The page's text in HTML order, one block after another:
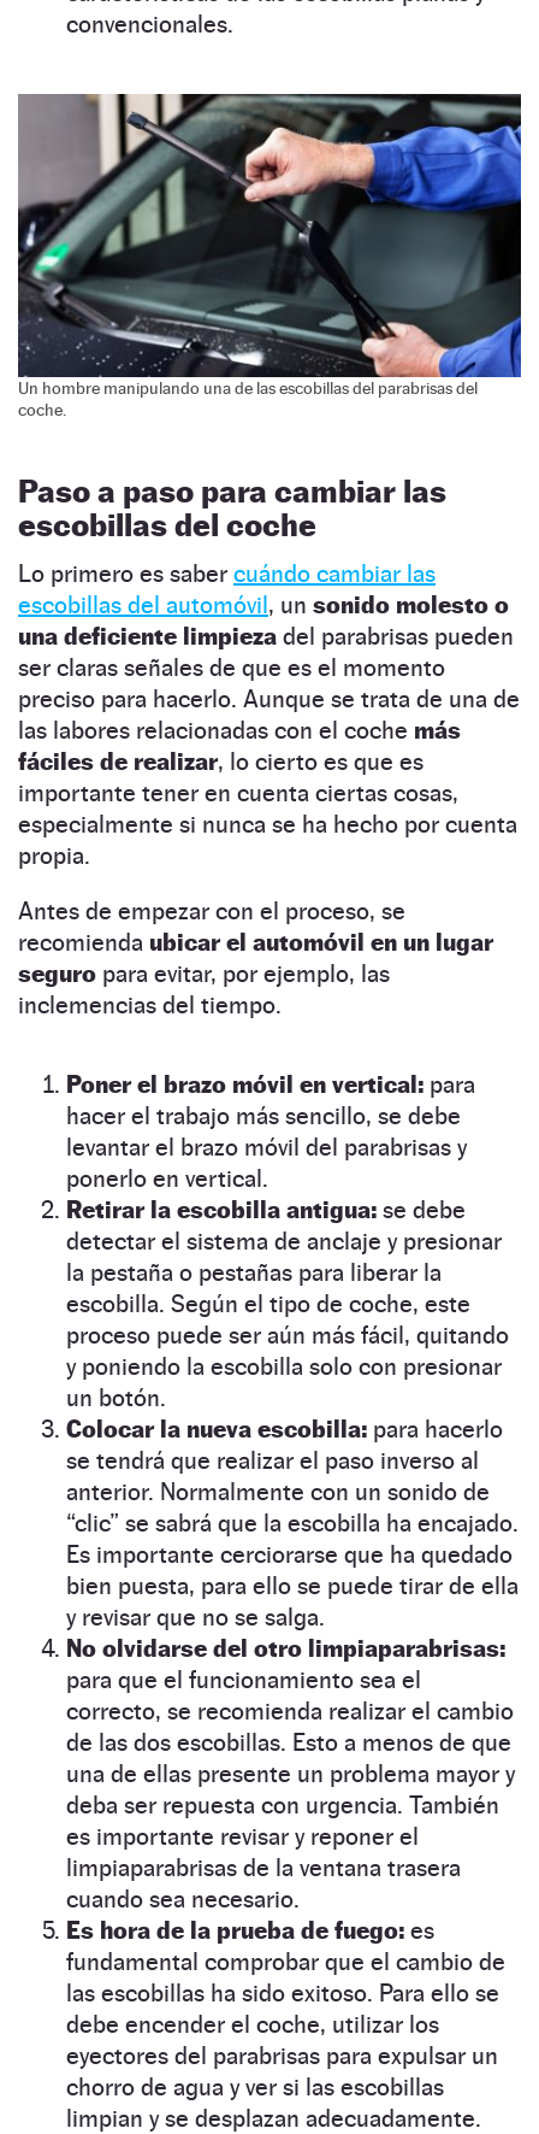
convencionales.
Un hombre manipulando una de las escobillas del parabrisas del
coche.
Paso a paso para cambiar las
escobillas del coche
Lo primero es saber cuándo cambiar las
escobillas del automóvil, un sonido molesto o
una deficiente limpieza del parabrisas pueden
ser claras señales de que es el momento
preciso para hacerlo. Aunque se trata de una de
las labores relacionadas con el coche más
fáciles de realizar, lo cierto es que es
importante tener en cuenta ciertas cosas,
especialmente si nunca se ha hecho por cuenta
propia.
Antes de empezar con el proceso, se
recomienda ubicar el automóvil en un lugar
seguro para evitar, por ejemplo, las
inclemencias del tiempo.
Poner el brazo móvil en vertical: para
hacer el trabajo más sencillo, se debe
levantar el brazo móvil del parabrisas y
ponerlo en vertical.
Retirar la escobilla antigua: se debe
detectar el sistema de anclaje y presionar
la pestaña o pestañas para liberar la
escobilla. Según el tipo de coche, este
proceso puede ser aún más fácil, quitando
y poniendo la escobilla solo con presionar
un botón.
Colocar la nueva escobilla: para hacerlo
se tendrá que realizar el paso inverso al
anterior. Normalmente con un sonido de
“clic” se sabrá que la escobilla ha encajado.
Es importante cerciorarse que ha quedado
bien puesta, para ello se puede tirar de ella
y revisar que no se salga.
No olvidarse del otro limpiaparabrisas:
para que el funcionamiento sea el
correcto, se recomienda realizar el cambio
de las dos escobillas. Esto a menos de que
una de ellas presente un problema mayor y
deba ser repuesta con urgencia. También
es importante revisar y reponer el
limpiaparabrisas de la ventana trasera
cuando sea necesario.
Es hora de la prueba de fuego: es
fundamental comprobar que el cambio de
las escobillas ha sido exitoso. Para ello se
debe encender el coche, utilizar los
eyectores del parabrisas para expulsar un
chorro de agua y ver si las escobillas
limpian y se desplazan adecuadamente.